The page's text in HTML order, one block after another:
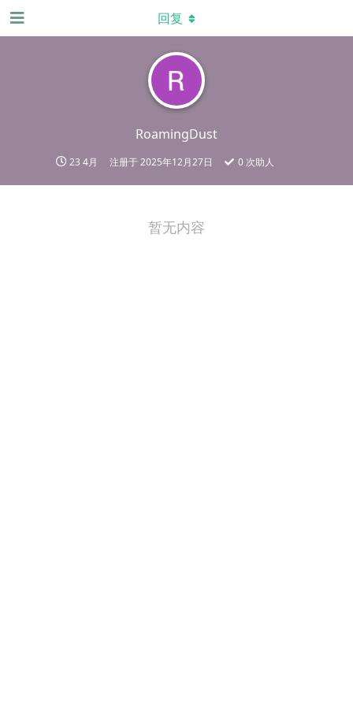
RoamingDust
23 4月 注册于2025年12月27日 0次助人
回复
暂无内容